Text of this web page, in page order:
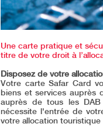
Une carte pratique et
titre de votre droit à
Disposez de votre
Votre carte Safar Card
biens et services auprès
auprès de tous les
nécessite l'entrée de
votre allocation